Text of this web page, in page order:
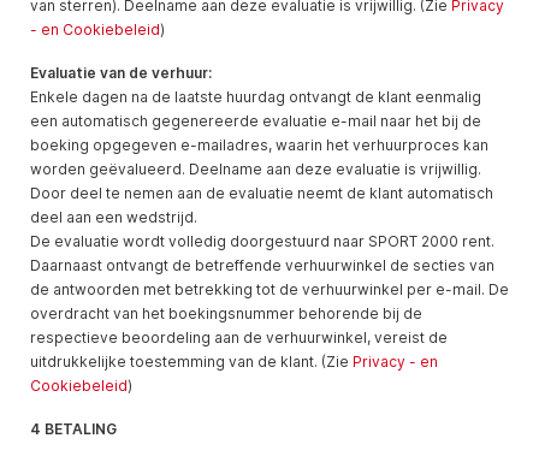
van sterren). Deelname aan deze evaluatie is vrijwillig. (Zie Privacy
- en Cookiebeleid)
Evaluatie van de verhuur:
Enkele dagen na de laatste huurdag ontvangt de klant eenmalig
een automatisch gegenereerde evaluatie e-mail naar het bij de
boeking opgegeven e-mailadres, waarin het verhuurproces kan
worden geëvalueerd. Deelname aan deze evaluatie is vrijwillig.
Door deel te nemen aan de evaluatie neemt de klant automatisch
deel aan een wedstrijd.
De evaluatie wordt volledig doorgestuurd naar SPORT 2000 rent.
Daarnaast ontvangt de betreffende verhuurwinkel de secties van
de antwoorden met betrekking tot de verhuurwinkel per e-mail. De
overdracht van het boekingsnummer behorende bij de
respectieve beoordeling aan de verhuurwinkel, vereist de
uitdrukkelijke toestemming van de klant. (Zie Privacy - en
Cookiebeleid)
4 BETALING